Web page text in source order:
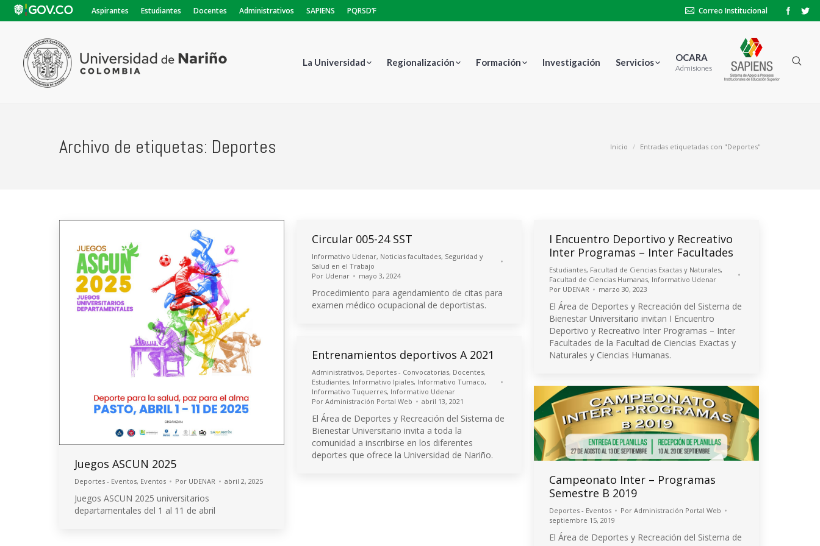
Aspirantes Estudiantes Docentes Administrativos SAPIENS PQRSD’F Correo Institucional
La Universidad Regionalización Formación Investigación Servicios OCARA
Admisiones
Archivo de etiquetas: Deportes Inicio Entradas etiquetadas con "Deportes"
Juegos ASCUN 2025
Deportes - Eventos, Eventos Por UDENAR abril 2, 2025
Juegos ASCUN 2025 universitarios
departamentales del 1 al 11 de abril
Circular 005-24 SST
Informativo Udenar, Noticias facultades, Seguridad y
Salud en el Trabajo
Por Udenar mayo 3, 2024
Procedimiento para agendamiento de citas para
examen médico ocupacional de deportistas.
I Encuentro Deportivo y Recreativo
Inter Programas – Inter Facultades
Estudiantes, Facultad de Ciencias Exactas y Naturales,
Facultad de Ciencias Humanas, Informativo Udenar
Por UDENAR marzo 30, 2023
El Área de Deportes y Recreación del Sistema de
Bienestar Universitario invitan I Encuentro
Deportivo y Recreativo Inter Programas – Inter
Facultades de la Facultad de Ciencias Exactas y
Naturales y Ciencias Humanas.
Entrenamientos deportivos A 2021
Administrativos, Deportes - Convocatorias, Docentes,
Estudiantes, Informativo Ipiales, Informativo Tumaco,
Informativo Tuquerres, Informativo Udenar
Por Administración Portal Web abril 13, 2021
El Área de Deportes y Recreación del Sistema de
Bienestar Universitario invita a toda la
comunidad a inscribirse en los diferentes
deportes que ofrece la Universidad de Nariño.
Campeonato Inter – Programas
Semestre B 2019
Deportes - Eventos Por Administración Portal Web
septiembre 15, 2019
El Área de Deportes y Recreación del Sistema de